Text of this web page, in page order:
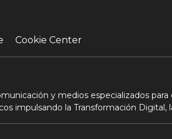
Cookie Center
y medios especializados
impulsando la Transformación